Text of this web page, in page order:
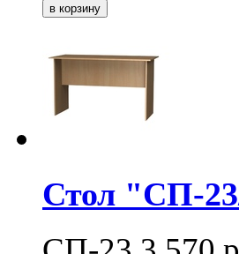
Стол "СП-